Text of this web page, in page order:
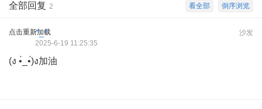
倒序浏览
看全部
全部回复 2
点击重新加载 沙发
^_^
2025-6-19 11:25:35
(ง •̀_•́)ง加油